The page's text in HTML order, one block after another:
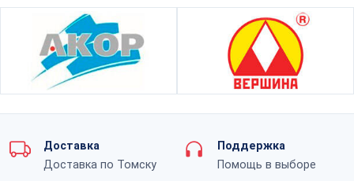
Доставка
Доставка по Томску
Поддержка
Помощь в выборе